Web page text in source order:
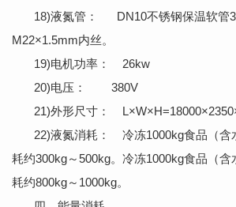
18)液氮管： DN10不锈钢保温软管
M22×1.5mm内丝。
19)电机功率： 26kw
20)电压： 380V
21)外形尺寸：
22)液氮消耗： 冷冻1000kg食品（含
耗约300kg～500kg。冷冻1000kg食品（含
耗约800kg～1000kg。